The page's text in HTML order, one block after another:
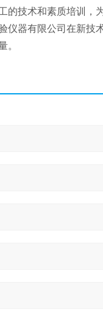
的技术和素质培训，
仪器有限公司在新技
。